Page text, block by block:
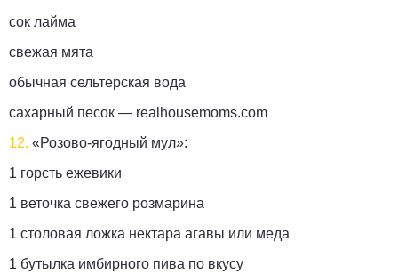
сок лайма
свежая мята
обычная сельтерская вода
сахарный песок — realhousemoms.com
12. «Розово-ягодный мул»:
1 горсть ежевики
1 веточка свежего розмарина
1 столовая ложка нектара агавы или меда
1 бутылка имбирного пива по вкусу